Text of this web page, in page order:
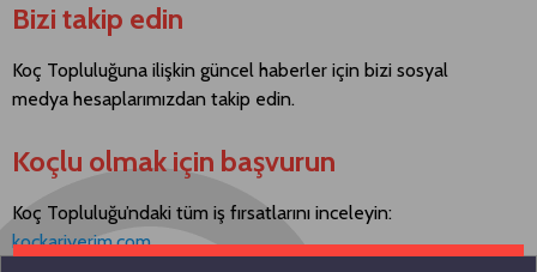
Bizi takip edin
Koç Topluluğuna ilişkin güncel haberler için bizi sosyal
medya hesaplarımızdan takip edin.
Koçlu olmak için başvurun
Koç Topluluğu’ndaki tüm iş fırsatlarını inceleyin:
kockariyerim.com